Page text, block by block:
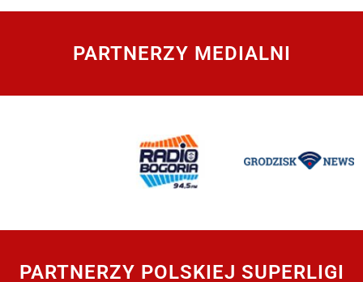
PARTNERZY MEDIALNI
PARTNERZY POLSKIEJ SUPERLIGI